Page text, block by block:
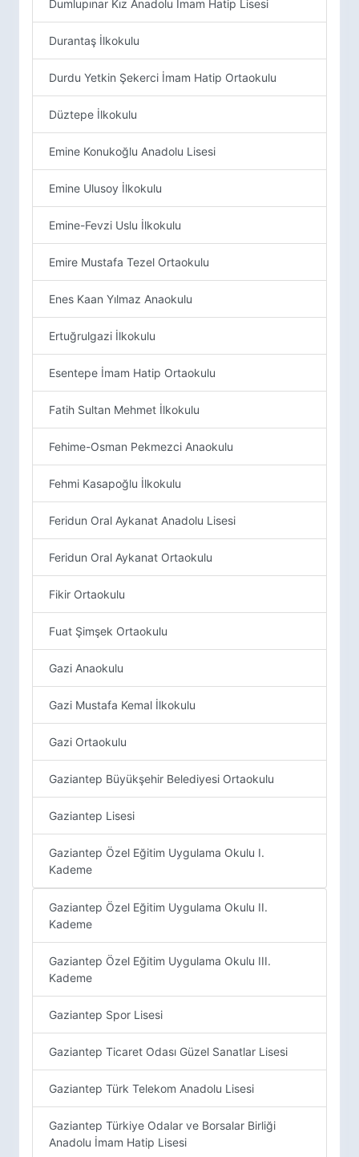
Dumlupınar Kız Anadolu İmam Hatip Lisesi
Durantaş İlkokulu
Durdu Yetkin Şekerci İmam Hatip Ortaokulu
Düztepe İlkokulu
Emine Konukoğlu Anadolu Lisesi
Emine Ulusoy İlkokulu
Emine-Fevzi Uslu İlkokulu
Emire Mustafa Tezel Ortaokulu
Enes Kaan Yılmaz Anaokulu
Ertuğrulgazi İlkokulu
Esentepe İmam Hatip Ortaokulu
Fatih Sultan Mehmet İlkokulu
Fehime-Osman Pekmezci Anaokulu
Fehmi Kasapoğlu İlkokulu
Feridun Oral Aykanat Anadolu Lisesi
Feridun Oral Aykanat Ortaokulu
Fikir Ortaokulu
Fuat Şimşek Ortaokulu
Gazi Anaokulu
Gazi Mustafa Kemal İlkokulu
Gazi Ortaokulu
Gaziantep Büyükşehir Belediyesi Ortaokulu
Gaziantep Lisesi
Gaziantep Özel Eğitim Uygulama Okulu I.
Kademe
Gaziantep Özel Eğitim Uygulama Okulu II.
Kademe
Gaziantep Özel Eğitim Uygulama Okulu III.
Kademe
Gaziantep Spor Lisesi
Gaziantep Ticaret Odası Güzel Sanatlar Lisesi
Gaziantep Türk Telekom Anadolu Lisesi
Gaziantep Türkiye Odalar ve Borsalar Birliği
Anadolu İmam Hatip Lisesi